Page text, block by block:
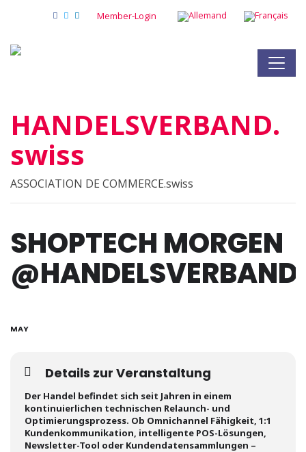
Member-Login
HANDELSVERBAND.
swiss
ASSOCIATION DE COMMERCE.swiss
SHOPTECH MORGEN
MAY
Details zur Veranstaltung
Der Handel befindet sich seit Jahren in einem
kontinuierlichen technischen Relaunch- und
Optimierungsprozess. Ob Omnichannel Fähigkeit, 1:1
Kundenkommunikation, intelligente POS-Lösungen,
Newsletter-Tool oder Kundendatensammlungen –